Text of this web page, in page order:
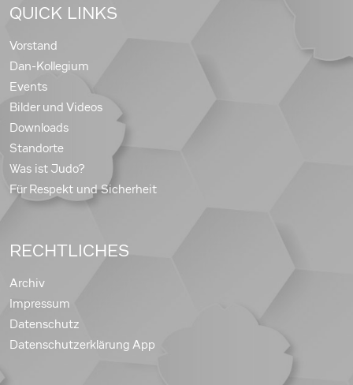
QUICK LINKS
Vorstand
Dan-Kollegium
Events
Bilder und Videos
Downloads
Standorte
Was ist Judo?
Für Respekt und Sicherheit
RECHTLICHES
Archiv
Impressum
Datenschutz
Datenschutzerklärung App